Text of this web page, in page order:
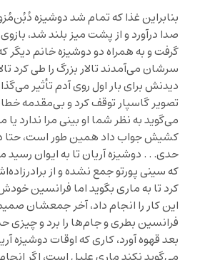
بنابراین غذا که تمام شد دوشیزه
صدا درآورد و از پشت میز بلند شد،
گرفت و به همراه دو دوشیزه خانم دیگر
سرشان می‌آمدند تالار بزرگ را طی کرد
دیدنش برای بار اول روی آدم تأثیر
تصویر گاسپار توقف کرد و بی‌مقدمه
می‌گوید به نظر شما او بینی مرا ندارد یا
کشیش جواب داد همین طور است، حتا
حدی. . . دوشیزه آریان تا به ایوان
که سینی پورتو جمع نشده و از
کرد تا به ماری بگوید اما فرانسین
این کار را انجام داد، آخر جمعشان
فرانسین بطری و جام‌ها را برد و چیزی
بعد قهوه آورد، کاری که اوقات دوشیزه